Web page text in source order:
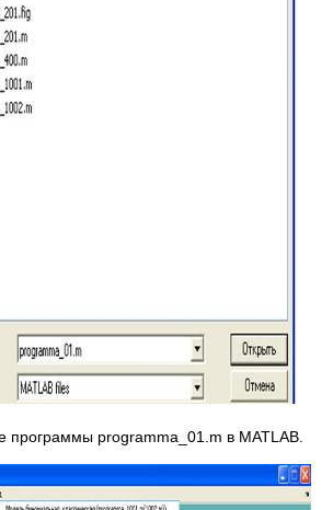
программы programma_01.m в MATLAB.